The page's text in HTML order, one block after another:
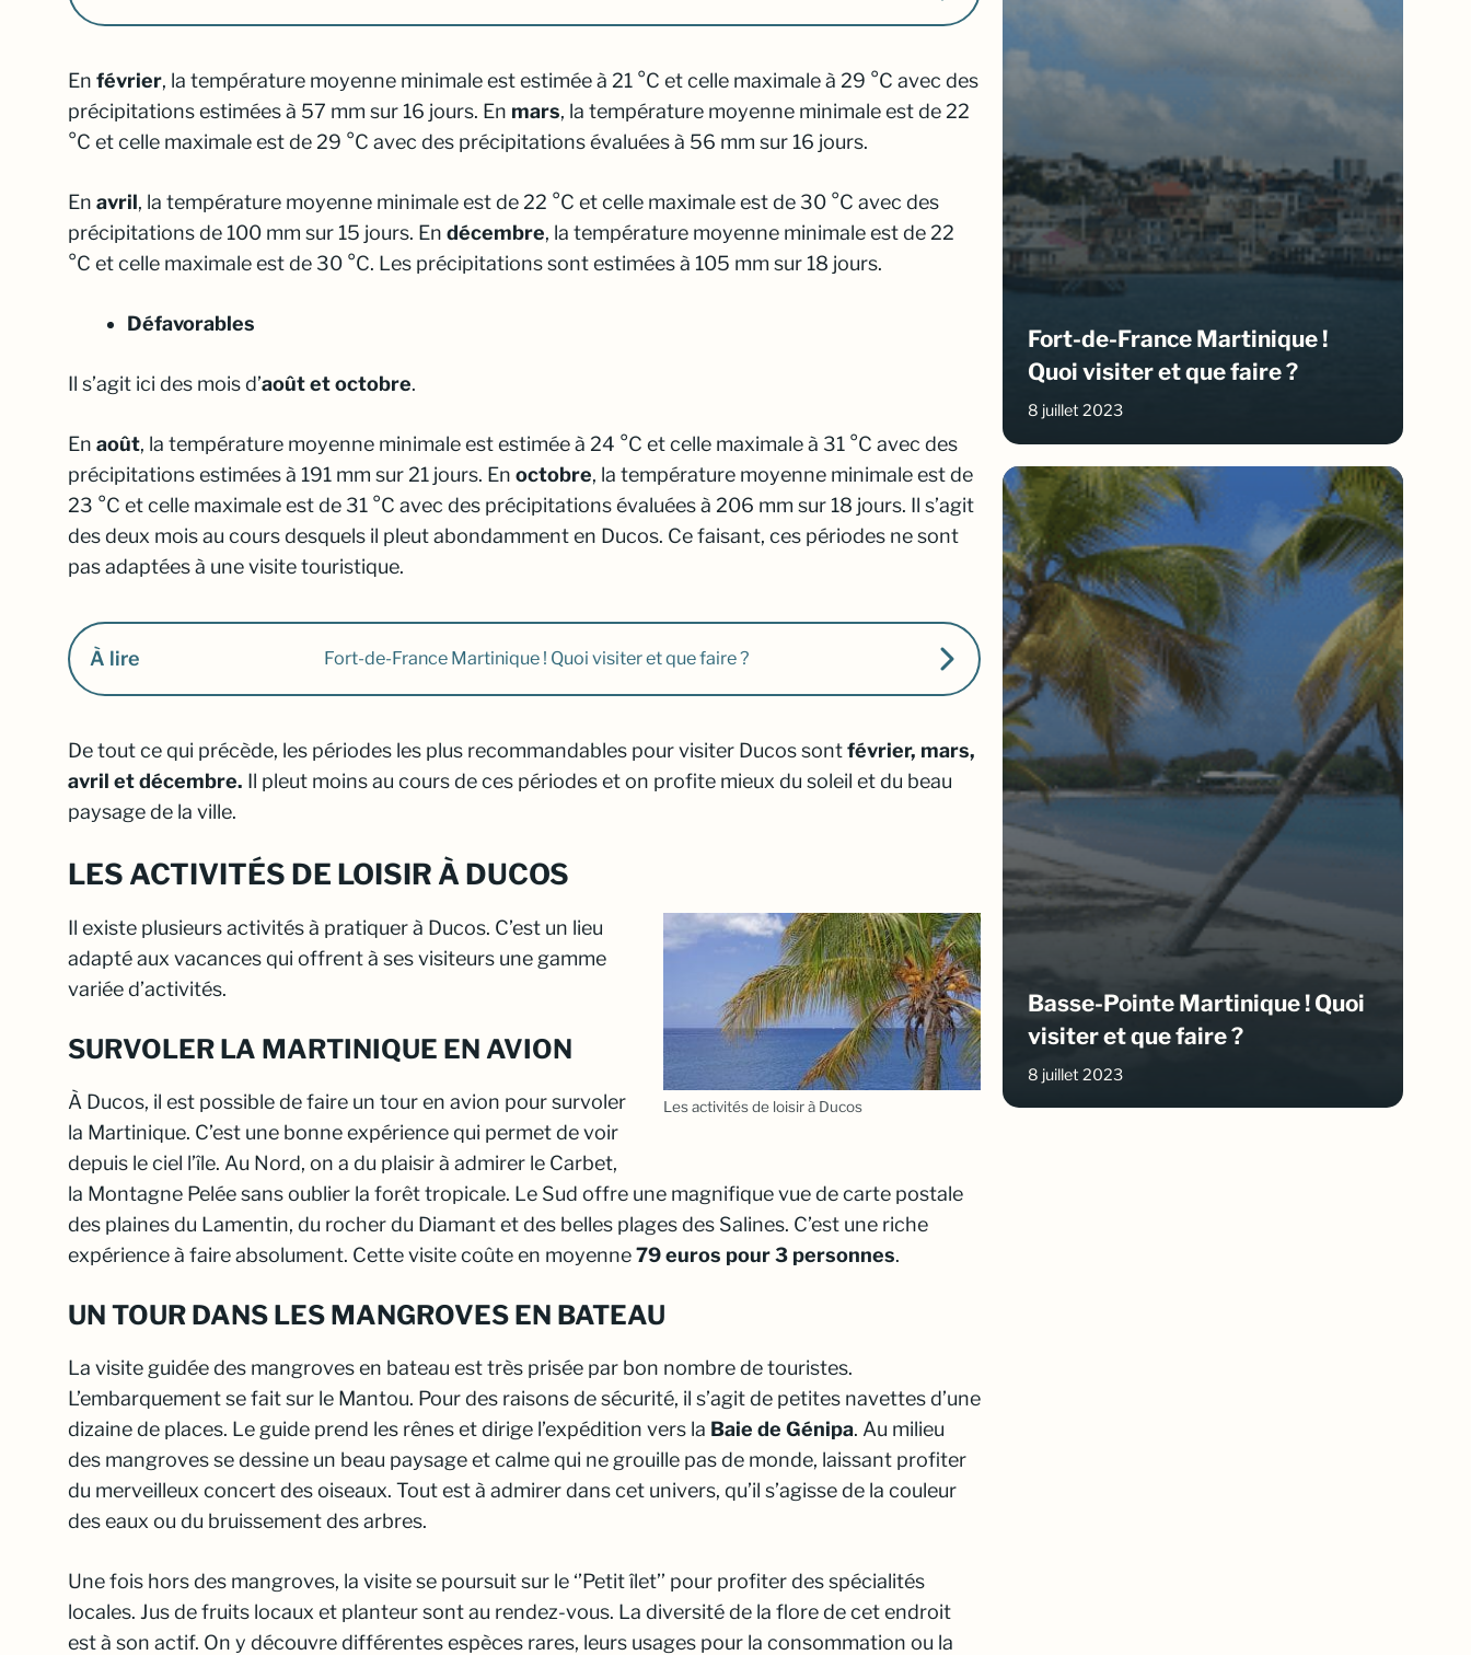
En février, la température moyenne minimale est estimée à 21 °C et celle maximale à 29 °C avec des
précipitations estimées à 57 mm sur 16 jours. En mars, la température moyenne minimale est de 22
°C et celle maximale est de 29 °C avec des précipitations évaluées à 56 mm sur 16 jours.
En avril, la température moyenne minimale est de 22 °C et celle maximale est de 30 °C avec des
précipitations de 100 mm sur 15 jours. En décembre, la température moyenne minimale est de 22
°C et celle maximale est de 30 °C. Les précipitations sont estimées à 105 mm sur 18 jours.
Défavorables
Il s’agit ici des mois d’août et octobre.
En août, la température moyenne minimale est estimée à 24 °C et celle maximale à 31 °C avec des
précipitations estimées à 191 mm sur 21 jours. En octobre, la température moyenne minimale est de
23 °C et celle maximale est de 31 °C avec des précipitations évaluées à 206 mm sur 18 jours. Il s’agit
des deux mois au cours desquels il pleut abondamment en Ducos. Ce faisant, ces périodes ne sont
pas adaptées à une visite touristique.
À lire Fort-de-France Martinique ! Quoi visiter et que faire ?
De tout ce qui précède, les périodes les plus recommandables pour visiter Ducos sontfévrier, mars,
avril et décembre. Il pleut moins au cours de ces périodeset on profite mieux du soleil et du beau
paysage de la ville.
LES ACTIVITÉS DE LOISIR À DUCOS
Les activités de loisir à Ducos
Il existe plusieurs activités à pratiquer à Ducos. C’est un lieu
adapté aux vacances qui offrent à ses visiteurs une gamme
variée d’activités.
SURVOLER LA MARTINIQUE EN AVION
À Ducos, il est possible de faire un tour en avion pour survoler
la Martinique. C’est une bonne expérience qui permet de voir
depuis le ciel l’île. Au Nord, on a du plaisir à admirer le Carbet,
la Montagne Pelée sans oublier la forêt tropicale. Le Sud offre une magnifique vue de carte postale
des plaines du Lamentin, du rocher du Diamant et des belles plages des Salines. C’est une riche
expérience à faire absolument. Cette visite coûte en moyenne79 euros pour 3 personnes.
UN TOUR DANS LES MANGROVES EN BATEAU
La visite guidée des mangroves en bateau est très prisée par bon nombre de touristes.
L’embarquement se fait sur le Mantou. Pour des raisons de sécurité, il s’agit de petites navettes d’une
dizaine de places. Le guide prend les rênes et dirige l’expédition vers la Baie de Génipa. Au milieu
des mangroves se dessine un beau paysage et calme qui ne grouille pas de monde, laissant profiter
du merveilleux concert des oiseaux. Tout est à admirer dans cet univers, qu’il s’agisse de la couleur
des eaux ou du bruissement des arbres.
Une fois hors des mangroves, la visite se poursuit sur le ‘’Petit îlet’’ pour profiter des spécialités
locales. Jus de fruits locaux et planteur sont au rendez-vous. La diversité de la flore de cet endroit
est à son actif. On y découvre différentes espèces rares, leurs usages pour la consommation ou la
Fort-de-France Martinique !
Quoi visiter et que faire ?
8 juillet 2023
Basse-Pointe Martinique ! Quoi
visiter et que faire ?
8 juillet 2023